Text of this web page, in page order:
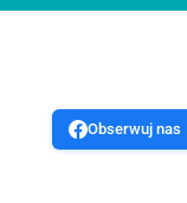
Obserwuj nas